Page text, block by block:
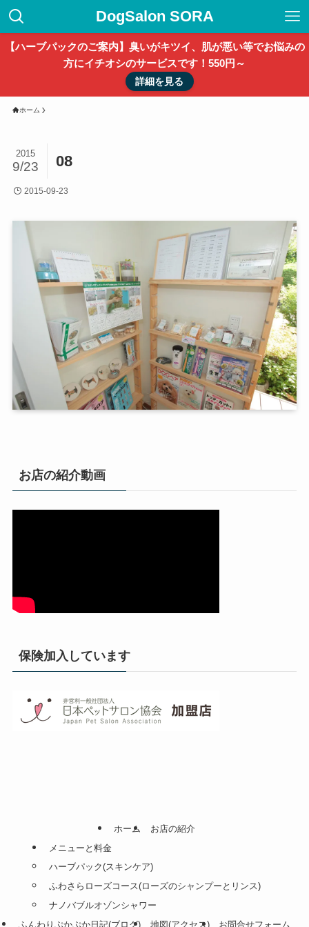
DogSalon SORA
【ハーブパックのご案内】臭いがキツイ、肌が悪い等でお悩みの
方にイチオシのサービスです！550円～
詳細を見る
ホーム
08
2015
9/23
2015-09-23
お店の紹介動画
保険加入しています
ホーム
お店の紹介
メニューと料金
ハーブパック(スキンケア)
ふわさらローズコース(ローズのシャンプーとリンス)
ナノバブルオゾンシャワー
ふんわりぷかぷか日記(ブログ)
地図(アクセス) お問合せフォーム